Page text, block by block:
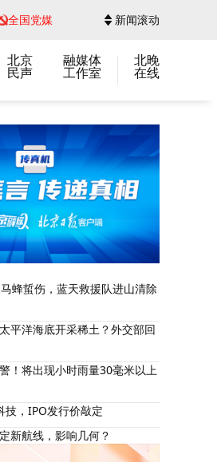
全国党媒 新闻滚动
北京
民声
融媒体
工作室
北晚
在线
蜂蜇伤，蓝天救援队进山清除
平洋海底开采稀土？外交部回
！将出现小时雨量30毫米以上
技，IPO发行价敲定
新航线，影响几何？